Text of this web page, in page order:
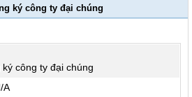
ký công ty đại chúng
công ty đại chúng
A